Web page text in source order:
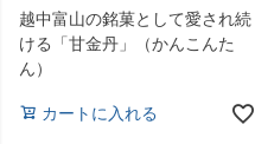
越中富山の銘菓として愛され続
ける「甘金丹」（かんこんた
ん）
カートに入れる